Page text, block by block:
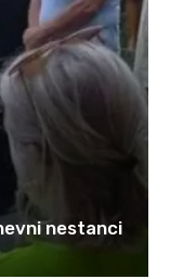
nestanci